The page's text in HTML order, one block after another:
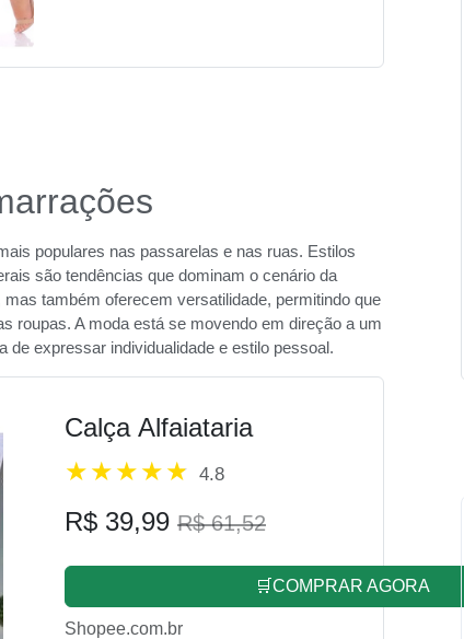
populares nas passarelas e nas ruas. Estilos
são tendências que dominam o cenário da
também oferecem versatilidade, permitindo que
roupas. A moda está se movendo em direção a um
expressar individualidade e estilo pessoal.
Calça Alfaiataria
4.8
R$ 39,99 R$ 61,52
🛒COMPRAR AGORA
Shopee.com.br